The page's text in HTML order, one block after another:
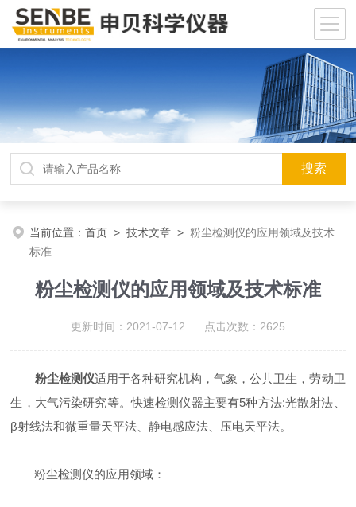
当前位置：首页 >技术文章 >粉尘检测仪的应用领域及技术
标准
粉尘检测仪的应用领域及技术标准
更新时间：2021-07-12 点击次数：2625
粉尘检测仪适用于各种研究机构，气象，公共卫生，劳动卫
生，大气污染研究等。快速检测仪器主要有5种方法:光散射法、
β射线法和微重量天平法、静电感应法、压电天平法。
粉尘检测仪的应用领域：